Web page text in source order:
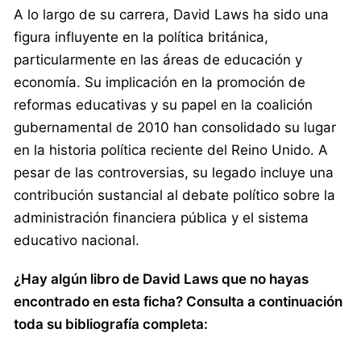
A lo largo de su carrera, David Laws ha sido una
figura influyente en la política británica,
particularmente en las áreas de educación y
economía. Su implicación en la promoción de
reformas educativas y su papel en la coalición
gubernamental de 2010 han consolidado su lugar
en la historia política reciente del Reino Unido. A
pesar de las controversias, su legado incluye una
contribución sustancial al debate político sobre la
administración financiera pública y el sistema
educativo nacional.
¿Hay algún libro de David Laws que no hayas
encontrado en esta ficha? Consulta a continuación
toda su bibliografía completa: